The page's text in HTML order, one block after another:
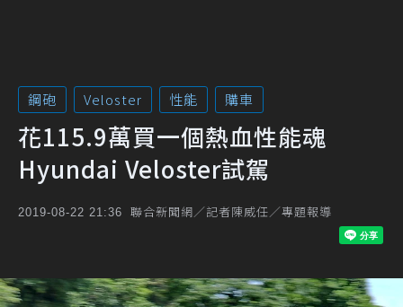
鋼砲 Veloster 性能 購車
花115.9萬買一個熱血性能魂
Hyundai Veloster試駕
2019-08-22 21:36 聯合新聞網／記者陳威任／專題報導